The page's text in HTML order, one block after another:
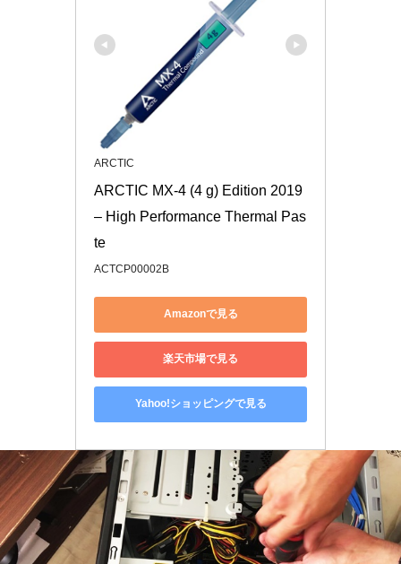
ARCTIC
ARCTIC MX-4 (4 g) Edition 2019
– High Performance Thermal Pas
te
ACTCP00002B
Amazonで見る
楽天市場で見る
Yahoo!ショッピングで見る